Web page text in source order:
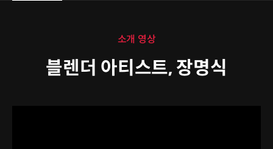
소개 영상
블렌더 아티스트, 장명식